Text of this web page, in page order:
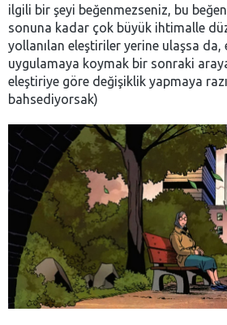
ilgili bir şeyi beğenmezseniz, bu
sonuna kadar çok büyük ihtimalle
yollanılan eleştiriler yerine ulaşsa da,
uygulamaya koymak bir sonraki
eleştiriye göre değişiklik yapmaya
bahsediyorsak)